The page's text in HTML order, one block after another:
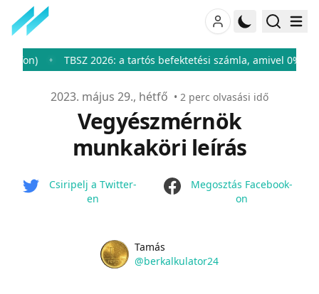
TBSZ 2026: a tartós befektetési számla, amivel 0%-ra
Publikálva
2023. május 29., hétfő • 2 perc olvasási idő
Vegyészmérnök
munkaköri leírás
Csiripelj a Twitter-
en
facebook
Megosztás Facebook-
on
Name
Tamás
Twitter
@berkalkulator24